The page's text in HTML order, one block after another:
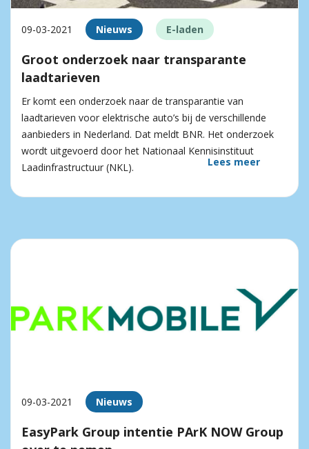
09-03-2021 Nieuws E-laden
Groot onderzoek naar transparante
laadtarieven
Er komt een onderzoek naar de transparantie van
laadtarieven voor elektrische auto’s bij de verschillende
aanbieders in Nederland. Dat meldt BNR. Het onderzoek
wordt uitgevoerd door het Nationaal Kennisinstituut
Laadinfrastructuur (NKL).
Lees meer
09-03-2021 Nieuws
EasyPark Group intentie PArK NOW Group